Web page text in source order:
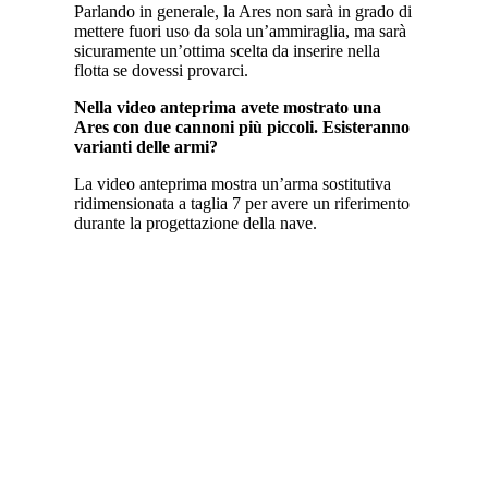
Parlando in generale, la Ares non sarà in grado di
mettere fuori uso da sola un’ammiraglia, ma sarà
sicuramente un’ottima scelta da inserire nella
flotta se dovessi provarci.
Nella video anteprima avete mostrato una
Ares con due cannoni più piccoli. Esisteranno
varianti delle armi?
La video anteprima mostra un’arma sostitutiva
ridimensionata a taglia 7 per avere un riferimento
durante la progettazione della nave.